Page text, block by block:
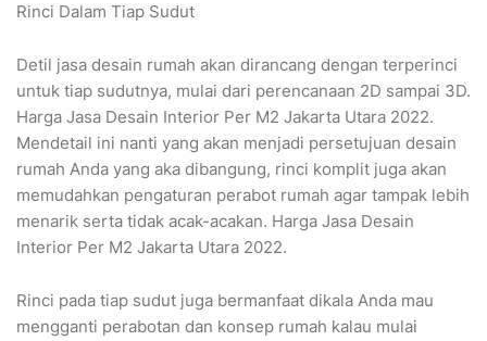
Rinci Dalam Tiap Sudut
Detil jasa desain rumah akan dirancang dengan terperinci
untuk tiap sudutnya, mulai dari perencanaan 2D sampai 3D.
Harga Jasa Desain Interior Per M2 Jakarta Utara 2022.
Mendetail ini nanti yang akan menjadi persetujuan desain
rumah Anda yang aka dibangung, rinci komplit juga akan
memudahkan pengaturan perabot rumah agar tampak lebih
menarik serta tidak acak-acakan. Harga Jasa Desain
Interior Per M2 Jakarta Utara 2022.
Rinci pada tiap sudut juga bermanfaat dikala Anda mau
mengganti perabotan dan konsep rumah kalau mulai